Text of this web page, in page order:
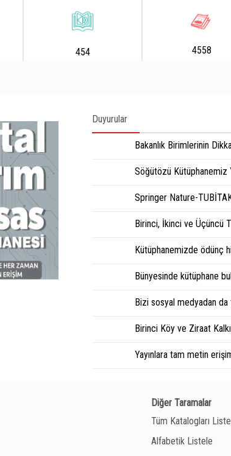
454 4558
Duyurular
Bakanlık Birimlerinin
Söğütözü Kütüphanemiz
Springer Nature-
Birinci, İkinci ve Üçüncü
Kütüphanemizde ödünç
Bünyesinde kütüphane
Bizi sosyal medyadan
Birinci Köy ve Ziraat
Yayınlara tam metin
Diğer Taramalar
Tüm Katalogları
Alfabetik Listele